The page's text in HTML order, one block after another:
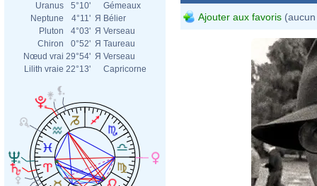
Uranus
5°10'
Gémeaux
Neptune
4°11' Я Bélier
Pluton
4°03' Я Verseau
Chiron
0°52' Я Taureau
Nœud vrai 29°54' Я Verseau
Lilith vraie 22°13' Capricorne
Ajouter aux favoris